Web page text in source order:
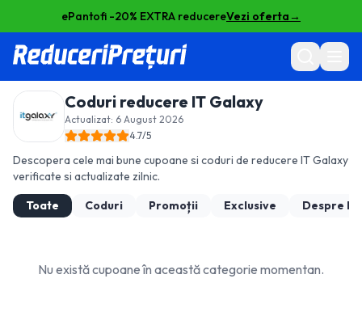
ePantofi -20% EXTRA reducereVezi oferta→
Coduri reducere IT Galaxy
Actualizat: 6 August 2026
4.7/5
Descopera cele mai bune cupoane si coduri de reducere IT Galaxy
verificate si actualizate zilnic.
Toate
Coduri Promoții Exclusive Despre IT
Nu există cupoane în această categorie momentan.